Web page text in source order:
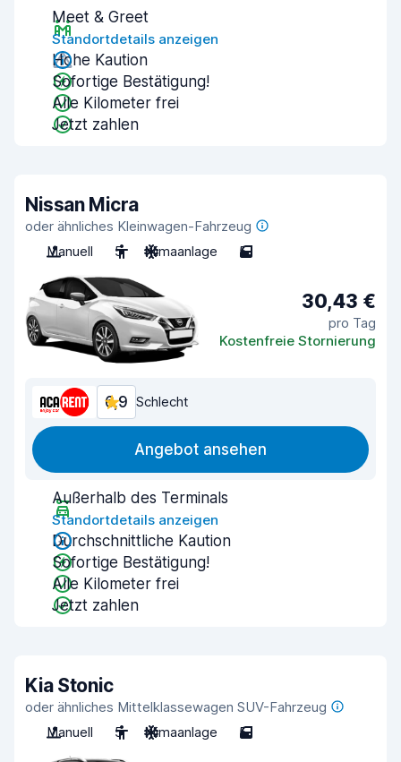
Meet & Greet
Standortdetails anzeigen
Hohe Kaution
Sofortige Bestätigung!
Alle Kilometer frei
Jetzt zahlen
Nissan Micra
oder ähnliches Kleinwagen-Fahrzeug
Manuell
5 Klimaanlage 5
30,43 €
pro Tag
Kostenfreie Stornierung
6,9 Schlecht
Angebot ansehen
Außerhalb des Terminals
Standortdetails anzeigen
Durchschnittliche Kaution
Sofortige Bestätigung!
Alle Kilometer frei
Jetzt zahlen
Kia Stonic
oder ähnliches Mittelklassewagen SUV-Fahrzeug
Manuell
5 Klimaanlage 5